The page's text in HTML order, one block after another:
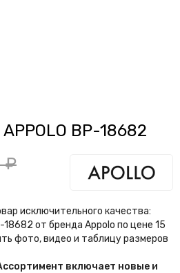
BP-18682
₽
исключительного качества:
18682 от бренда Appolo по цене 15
фото, видео и таблицу размеров
включает новые и